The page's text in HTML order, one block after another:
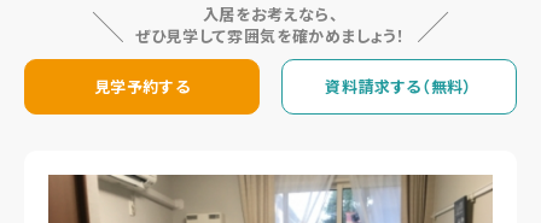
入居をお考えなら、
ぜひ見学して雰囲気を確かめましょう！
見学予約する 資料請求する（無料）